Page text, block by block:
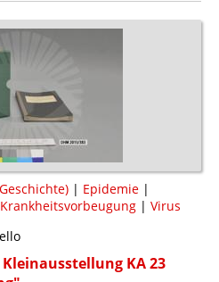
| Epidemie |
Krankheitsvorbeugung | Virus
KA 23